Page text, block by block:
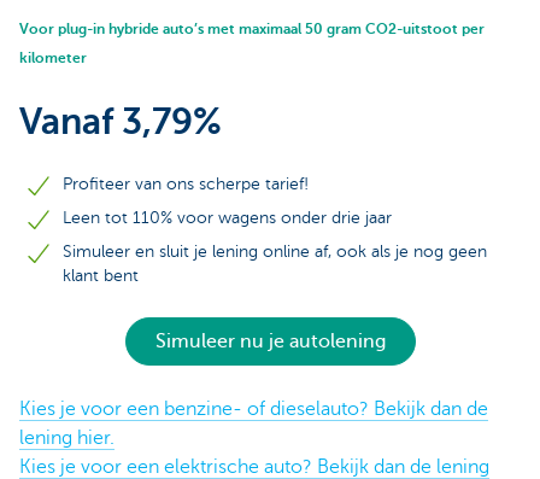
Voor plug-in hybride auto’s met maximaal 50 gram CO2-uitstoot per
kilometer
Vanaf 3,79%
Profiteer van ons scherpe tarief!
Leen tot 110% voor wagens onder drie jaar
Simuleer en sluit je lening online af, ook als je nog geen
klant bent
Simuleer nu je autolening
Kies je voor een benzine- of dieselauto? Bekijk dan de
lening hier.
Kies je voor een elektrische auto? Bekijk dan de lening